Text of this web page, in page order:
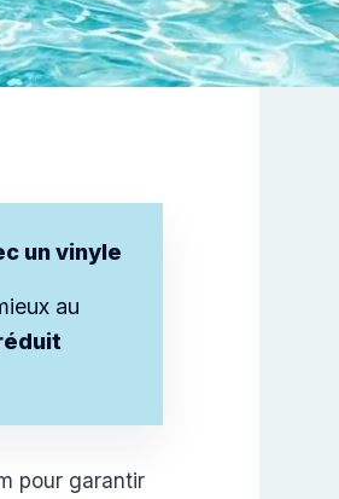
un vinyle
au
pour garantir